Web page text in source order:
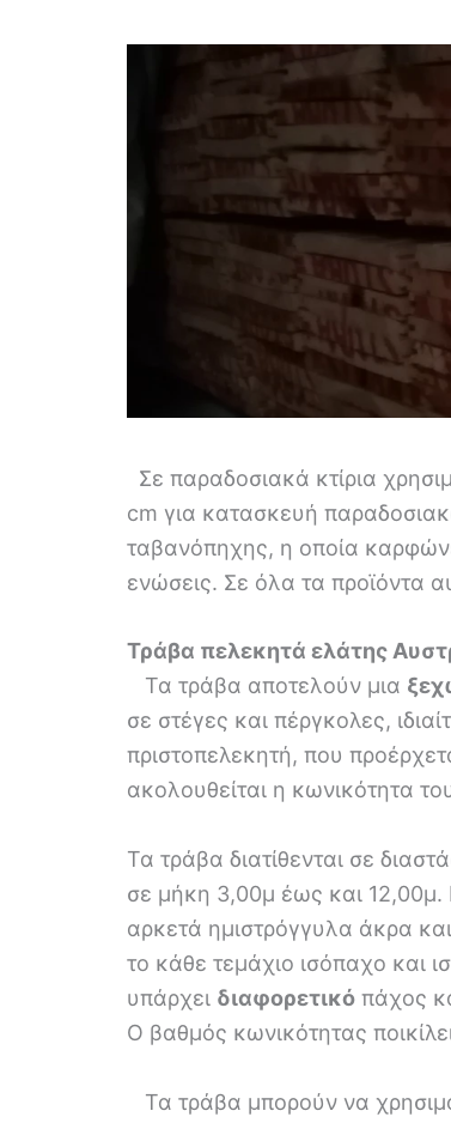
Σε παραδοσιακά κτίρια
cm για κατασκευή
ταβανόπηχης, η οποία
ενώσεις. Σε όλα τα προϊόντα
Τράβα πελεκητά ελάτης
Τα τράβα αποτελούν μια
σε στέγες και πέργκολες,
πριστοπελεκητή, που
ακολουθείται η κωνικότητα
Τα τράβα διατίθενται σε
σε μήκη 3,00μ έως και 12,00μ.
αρκετά ημιστρόγγυλα άκρα
το κάθε τεμάχιο ισόπαχο και
υπάρχει διαφορετικό πάχος
Ο βαθμός κωνικότητας
Τα τράβα μπορούν να